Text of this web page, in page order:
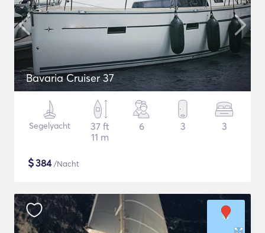
Bavaria Cruiser 37
Segelyacht
37 ft
11 m
6 3 3
$384/Nacht